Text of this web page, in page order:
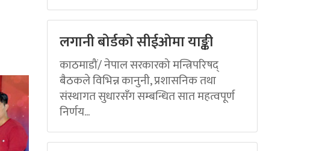
लगानी बोर्डको सीईओमा याङ्की
काठमाडौं/ नेपाल सरकारको मन्त्रिपरिषद्
बैठकले विभिन्न कानुनी, प्रशासनिक तथा
संस्थागत सुधारसँग सम्बन्धित सात महत्वपूर्ण
निर्णय...